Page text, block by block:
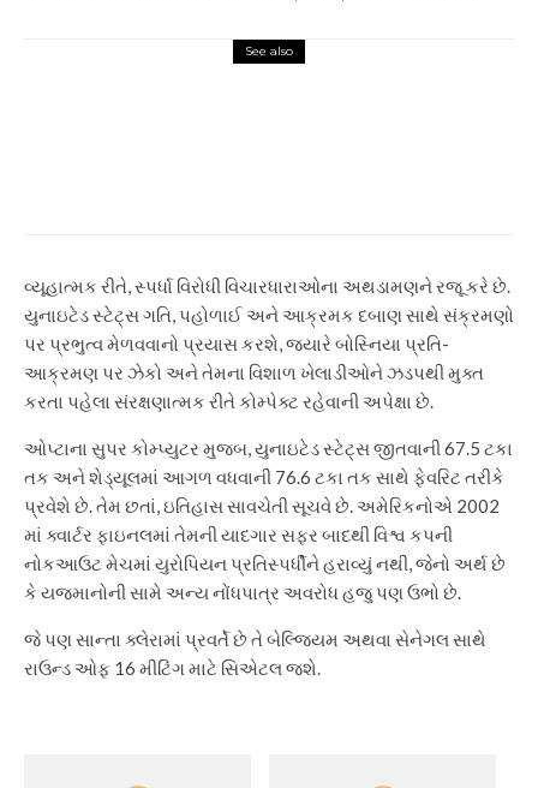
See also
વ્યૂહાત્મક રીતે, સ્પર્ધા વિરોધી વિચારધારાઓના અથડામણને રજૂ કરે છે.
યુનાઇટેડ સ્ટેટ્સ ગતિ, પહોળાઈ અને આક્રમક દબાણ સાથે સંક્રમણો
પર પ્રભુત્વ મેળવવાનો પ્રયાસ કરશે, જ્યારે બોસ્નિયા પ્રતિ-
આક્રમણ પર ઝેકો અને તેમના વિશાળ ખેલાડીઓને ઝડપથી મુક્ત
કરતા પહેલા સંરક્ષણાત્મક રીતે કોમ્પેક્ટ રહેવાની અપેક્ષા છે.
ઓપ્ટાના સુપર કોમ્પ્યુટર મુજબ, યુનાઇટેડ સ્ટેટ્સ જીતવાની 67.5 ટકા
તક અને શેડ્યૂલમાં આગળ વધવાની 76.6 ટકા તક સાથે ફેવરિટ તરીકે
પ્રવેશે છે. તેમ છતાં, ઇતિહાસ સાવચેતી સૂચવે છે. અમેરિકનોએ 2002
માં ક્વાર્ટર ફાઇનલમાં તેમની યાદગાર સફર બાદથી વિશ્વ કપની
નોકઆઉટ મેચમાં યુરોપિયન પ્રતિસ્પર્ધીને હરાવ્યું નથી, જેનો અર્થ છે
કે યજમાનોની સામે અન્ય નોંધપાત્ર અવરોધ હજુ પણ ઉભો છે.
જે પણ સાન્તા ક્લેરામાં પ્રવર્તે છે તે બેલ્જિયમ અથવા સેનેગલ સાથે
રાઉન્ડ ઓફ 16 મીટિંગ માટે સિએટલ જશે.